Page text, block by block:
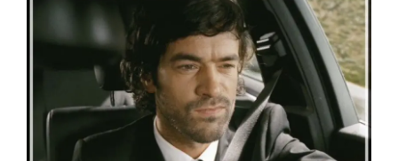
„DŽESMINA“
RODYTI
INDIJOJE